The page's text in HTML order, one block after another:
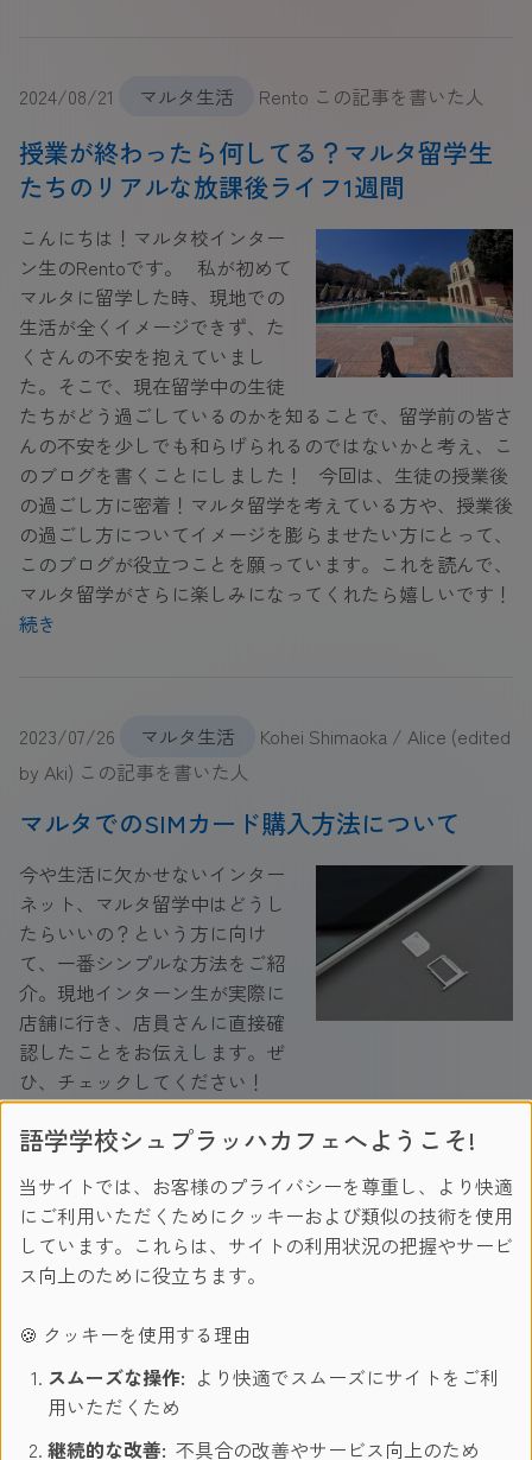
2024/08/21 マルタ生活 Rento この記事を書いた人
授業が終わったら何してる？マルタ留学生
たちのリアルな放課後ライフ1週間
こんにちは！マルタ校インター
ン生のRentoです。 私が初めて
マルタに留学した時、現地での
生活が全くイメージできず、た
くさんの不安を抱えていまし
た。そこで、現在留学中の生徒
たちがどう過ごしているのかを知ることで、留学前の皆さ
んの不安を少しでも和らげられるのではないかと考え、こ
のブログを書くことにしました！ 今回は、生徒の授業後
の過ごし方に密着！マルタ留学を考えている方や、授業後
の過ごし方についてイメージを膨らませたい方にとって、
このブログが役立つことを願っています。これを読んで、
マルタ留学がさらに楽しみになってくれたら嬉しいです！
続き
2023/07/26 マルタ生活
Kohei Shimaoka / Alice (edited
by Aki) この記事を書いた人
マルタでのSIMカード購入方法について
今や生活に欠かせないインター
ネット、マルタ留学中はどうし
たらいいの？という方に向け
て、一番シンプルな方法をご紹
介。現地インターン生が実際に
店舗に行き、店員さんに直接確
認したことをお伝えします。ぜ
ひ、チェックしてください！
続き
2023/07/14 マルタ生活 留学体験談
Alice この記
事を書いた人
ティビティ】エメラルドグリーンの海が光
るコミノ島ツアー
語学学校シュプラッハカフェへようこそ!
当サイトでは、お客様のプライバシーを尊重し、より快適
にご利用いただくためにクッキーおよび類似の技術を使用
しています。これらは、サイトの利用状況の把握やサービ
ス向上のために役立ちます。
🍪 クッキーを使用する理由
スムーズな操作: より快適でスムーズにサイトをご利
用いただくため
継続的な改善: 不具合の改善やサービス向上のため